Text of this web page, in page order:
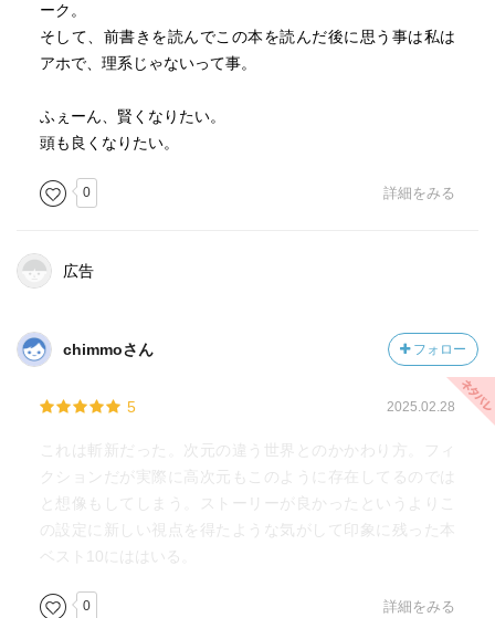
ーク。
そして、前書きを読んでこの本を読んだ後に思う事は私は
アホで、理系じゃないって事。
ふぇーん、賢くなりたい。
頭も良くなりたい。
0 詳細をみる
広告
chimmoさん フォロー
5 2025.02.28
これは斬新だった。次元の違う世界とのかかわり方。フィ
クションだが実際に高次元もこのように存在してるのでは
と想像もしてしまう。ストーリーが良かったというよりこ
の設定に新しい視点を得たような気がして印象に残った本
ベスト10にははいる。
0 詳細をみる